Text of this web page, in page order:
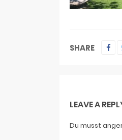
SHARE
LEAVE A
Du musst